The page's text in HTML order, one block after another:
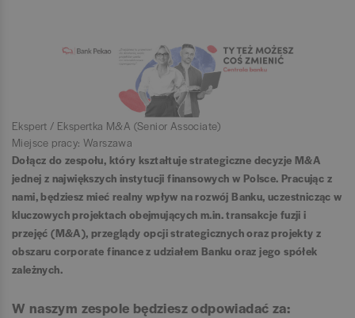
Ekspert / Ekspertka M&A (Senior Associate)
Miejsce pracy: Warszawa
Dołącz do zespołu, który kształtuje strategiczne decyzje M&A
jednej z największych instytucji finansowych w Polsce. Pracując z
nami, będziesz mieć realny wpływ na rozwój Banku, uczestnicząc w
kluczowych projektach obejmujących m.in. transakcje fuzji i
przejęć (M&A), przeglądy opcji strategicznych oraz projekty z
obszaru corporate finance z udziałem Banku oraz jego spółek
zależnych.
W naszym zespole będziesz odpowiadać za: